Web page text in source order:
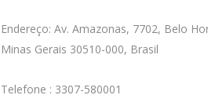
Endereço: Av. Amazonas, 7702, Belo
Minas Gerais 30510-000, Brasil
Telefone : 3307-580001